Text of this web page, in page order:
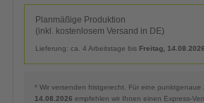
Planmäßige Produktion
(inkl. kostenlosem Versand in DE)
Lieferung: ca. 4 Arbeitstage bis Freitag, 14.08.2026
* Wir versenden fristgerecht. Für eine punktgenaue
14.08.2026 empfehlen wir Ihnen einen Express-